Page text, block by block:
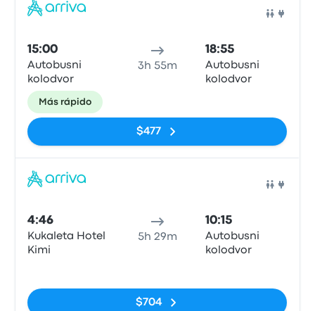
15:00
Autobusni
kolodvor
3h 55m
18:55
Autobusni
kolodvor
Más rápido
$477
4:46
Kukaleta Hotel
Kimi
5h 29m
10:15
Autobusni
kolodvor
$704